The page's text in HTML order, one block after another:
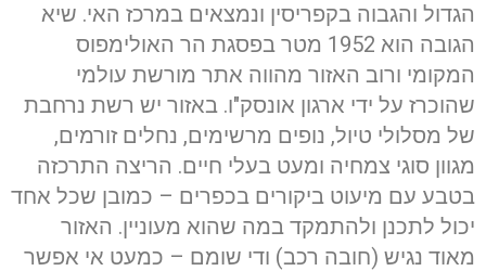
הגדול והגבוה בקפריסין ונמצאים במרכז האי. שיא
הגובה הוא 1952 מטר בפסגת הר האולימפוס
המקומי ורוב האזור מהווה אתר מורשת עולמי
שהוכרז על ידי ארגון אונסק"ו. באזור יש רשת נרחבת
של מסלולי טיול, נופים מרשימים, נחלים זורמים,
מגוון סוגי צמחיה ומעט בעלי חיים. הריצה התרכזה
בטבע עם מיעוט ביקורים בכפרים – כמובן שכל אחד
יכול לתכנן ולהתמקד במה שהוא מעוניין. האזור
מאוד נגיש (חובה רכב) ודי שומם – כמעט אי אפשר